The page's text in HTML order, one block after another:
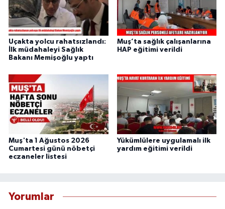
Uçakta yolcu rahatsızlandı:
İlk müdahaleyi Sağlık
Bakanı Memişoğlu yaptı
Muş’ta sağlık çalışanlarına
HAP eğitimi verildi
Muş'ta 1 Ağustos 2026
Cumartesi günü nöbetçi
eczaneler listesi
Yükümlülere uygulamalı ilk
yardım eğitimi verildi
Yorumlar